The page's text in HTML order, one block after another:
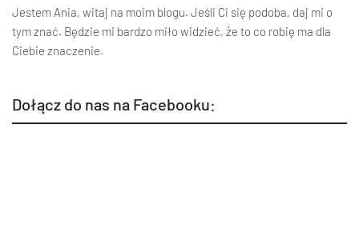
Jestem Ania, witaj na moim blogu. Jeśli Ci się podoba, daj mi o
tym znać. Będzie mi bardzo miło widzieć, że to co robię ma dla
Ciebie znaczenie.
Dołącz do nas na Facebooku: